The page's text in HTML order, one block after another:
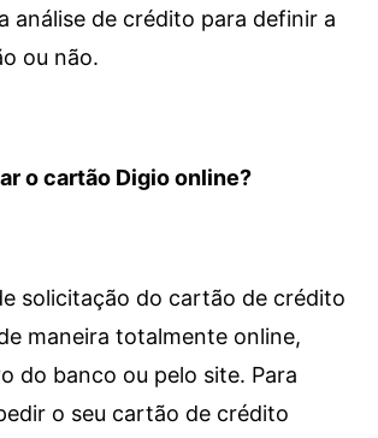
análise de crédito para definir a
ou não.
o cartão Digio online?
solicitação do cartão de crédito
maneira totalmente online,
do banco ou pelo site. Para
o seu cartão de crédito